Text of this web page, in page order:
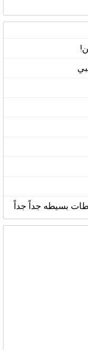
بسيطه جداً جداً